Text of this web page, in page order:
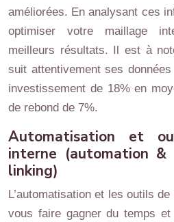
améliorées. En analysant ces
optimiser votre maillage
meilleurs résultats. Il est à
suit attentivement ses
investissement de 18% en
de rebond de 7%.
Automatisation et
interne (automation
linking)
L’automatisation et les outils
vous faire gagner du temps et